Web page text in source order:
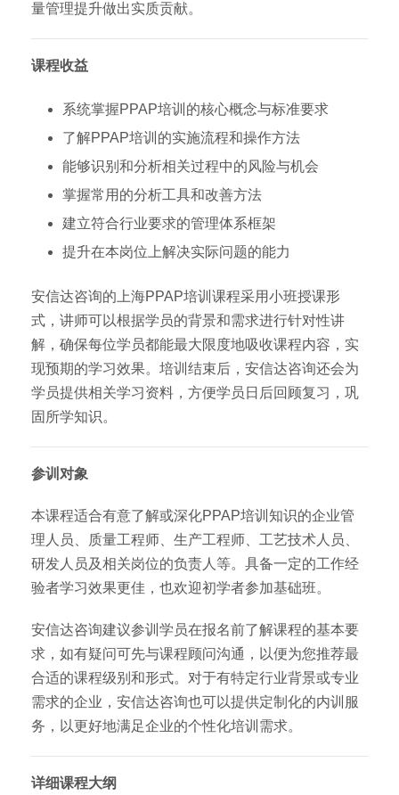
量管理提升做出实质贡献。
课程收益
系统掌握PPAP培训的核心概念与标准要求
了解PPAP培训的实施流程和操作方法
能够识别和分析相关过程中的风险与机会
掌握常用的分析工具和改善方法
建立符合行业要求的管理体系框架
提升在本岗位上解决实际问题的能力
安信达咨询的上海PPAP培训课程采用小班授课形
式，讲师可以根据学员的背景和需求进行针对性讲
解，确保每位学员都能最大限度地吸收课程内容，实
现预期的学习效果。培训结束后，安信达咨询还会为
学员提供相关学习资料，方便学员日后回顾复习，巩
固所学知识。
参训对象
本课程适合有意了解或深化PPAP培训知识的企业管
理人员、质量工程师、生产工程师、工艺技术人员、
研发人员及相关岗位的负责人等。具备一定的工作经
验者学习效果更佳，也欢迎初学者参加基础班。
安信达咨询建议参训学员在报名前了解课程的基本要
求，如有疑问可先与课程顾问沟通，以便为您推荐最
合适的课程级别和形式。对于有特定行业背景或专业
需求的企业，安信达咨询也可以提供定制化的内训服
务，以更好地满足企业的个性化培训需求。
详细课程大纲